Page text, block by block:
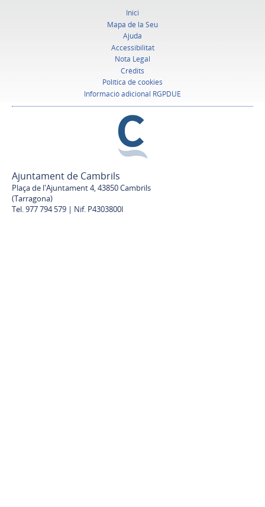
Inici
Mapa de la Seu
Ajuda
Accessibilitat
Nota Legal
Crèdits
Política de cookies
Informació adicional RGPDUE
Ajuntament de Cambrils
Plaça de l'Ajuntament 4, 43850 Cambrils
(Tarragona)
Tel. 977 794 579 | Nif. P4303800I